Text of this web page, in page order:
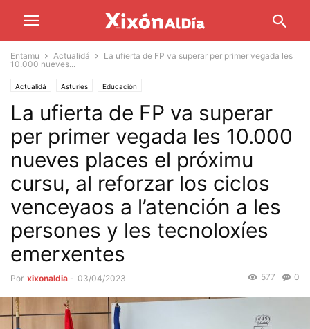
Entamu Actualidá
La ufierta de FP va superar per primer vegada les
10.000 nueves...
Actualidá Asturies Educación
La ufierta de FP va superar
per primer vegada les 10.000
nueves places el próximu
cursu, al reforzar los ciclos
venceyaos a l’atención a les
persones y les tecnoloxíes
emerxentes
Por xixonaldia - 03/04/2023 0
577